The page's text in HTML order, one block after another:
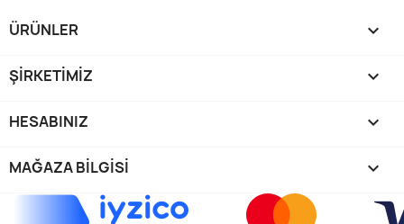
ÜRÜNLER 
ŞIRKETIMIZ 
HESABINIZ 
MAĞAZA BILGISI keyboard_arrow_down